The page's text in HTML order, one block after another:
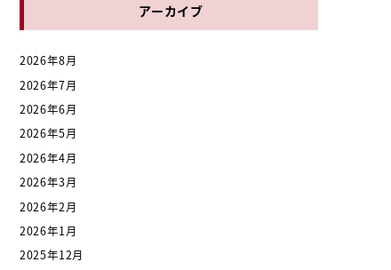
アーカイブ
2026年8月
2026年7月
2026年6月
2026年5月
2026年4月
2026年3月
2026年2月
2026年1月
2025年12月